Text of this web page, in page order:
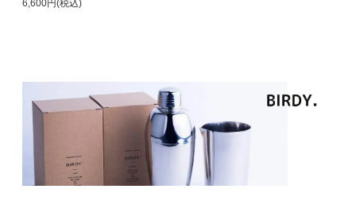
6,600円(税込)